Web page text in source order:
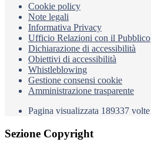
Cookie policy
Note legali
Informativa Privacy
Ufficio Relazioni con il Pubblico
Dichiarazione di accessibilità
Obiettivi di accessibilità
Whistleblowing
Gestione consensi cookie
Amministrazione trasparente
Pagina visualizzata 189337 volte
Sezione Copyright